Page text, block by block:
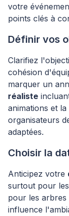
votre
points clés à
Définir vos
Clarifiez
cohésion
marquer un
réaliste
animations et
organisateurs
adaptées.
Choisir la
Anticipez votre
surtout pour
pour les arbres
influence